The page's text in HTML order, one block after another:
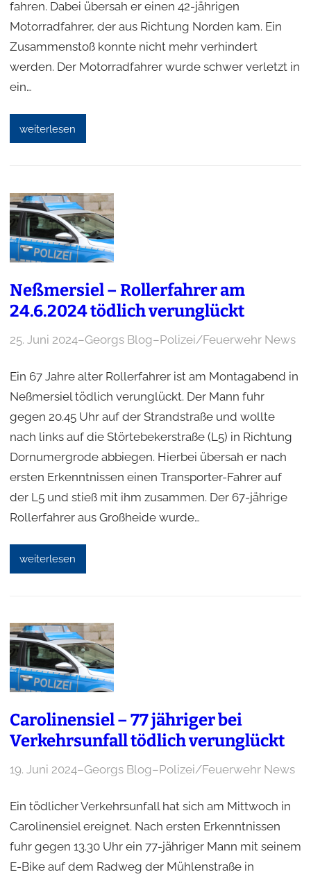
fahren. Dabei übersah er einen 42-jährigen
Motorradfahrer, der aus Richtung Norden kam. Ein
Zusammenstoß konnte nicht mehr verhindert
werden. Der Motorradfahrer wurde schwer verletzt in
ein…
weiterlesen
Neßmersiel – Rollerfahrer am
24.6.2024 tödlich verunglückt
25. Juni 2024–Georgs Blog–Polizei/Feuerwehr News
Ein 67 Jahre alter Rollerfahrer ist am Montagabend in
Neßmersiel tödlich verunglückt. Der Mann fuhr
gegen 20.45 Uhr auf der Strandstraße und wollte
nach links auf die Störtebekerstraße (L5) in Richtung
Dornumergrode abbiegen. Hierbei übersah er nach
ersten Erkenntnissen einen Transporter-Fahrer auf
der L5 und stieß mit ihm zusammen. Der 67-jährige
Rollerfahrer aus Großheide wurde…
weiterlesen
Carolinensiel – 77 jähriger bei
Verkehrsunfall tödlich verunglückt
19. Juni 2024–Georgs Blog–Polizei/Feuerwehr News
Ein tödlicher Verkehrsunfall hat sich am Mittwoch in
Carolinensiel ereignet. Nach ersten Erkenntnissen
fuhr gegen 13.30 Uhr ein 77-jähriger Mann mit seinem
E-Bike auf dem Radweg der Mühlenstraße in